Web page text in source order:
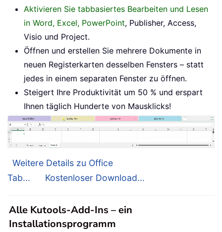
Aktivieren Sie tabbasiertes Bearbeiten und Lesen
in Word, Excel, PowerPoint, Publisher, Access,
Visio und Project.
Öffnen und erstellen Sie mehrere Dokumente in
neuen Registerkarten desselben Fensters – statt
jedes in einem separaten Fenster zu öffnen.
Steigert Ihre Produktivität um 50 % und erspart
Ihnen täglich Hunderte von Mausklicks!
Weitere Details zu Office
Tab...
Kostenloser Download...
Alle Kutools-Add-Ins – ein
Installationsprogramm